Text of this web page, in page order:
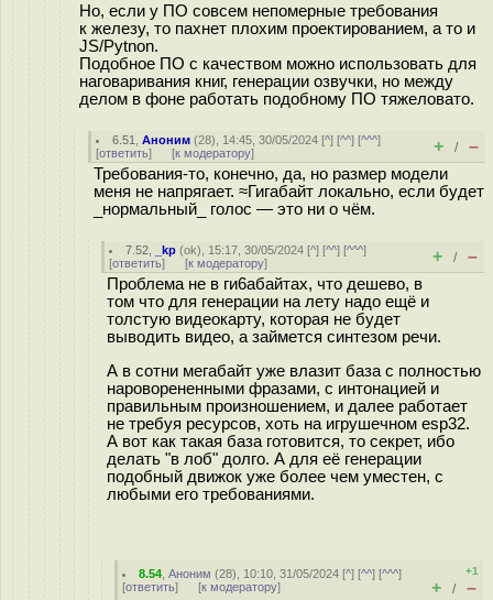
Но, если у ПО совсем непомерные требования
к железу, то пахнет плохим проектированием, а то и
JS/Pytnon.
Подобное ПО с качеством можно использовать для
наговаривания книг, генерации озвучки, но между
делом в фоне работать подобному ПО тяжеловато.
6.51 ,Аноним (28), 14:45, 30/05/2024 [^] [^^] [^^^]
[ответить] [к модератору] + / –
Требования-то, конечно, да, но размер модели
меня не напрягает. ≈Гигабайт локально, если будет
_нормальный_ голос — это ни о чём.
7.52 _kp (ok), 15:17, 30/05/2024 [^] [^^] [^^^]
[ответить] [к модератору] + / –
Проблема не в ги6абайтах, что дешево, в
том что для генерации на лету надо ещё и
толстую видеокарту, которая не будет
выводить видео, а займется синтезом речи.
А в сотни мегабайт уже влазит база с полностью
нароворененными фразами, с интонацией и
правильным произношением, и далее работает
не требуя ресурсов, хоть на игрушечном esp32.
А вот как такая база готовится, то секрет, ибо
делать "в лоб" долго. А для её генерации
подобный движок уже более чем уместен, с
любыми его требованиями.
8.54 ,Аноним (28), 10:10, 31/05/2024 [^] [^^] [^^^]
[ответить] [к модератору]
+1
+ / –